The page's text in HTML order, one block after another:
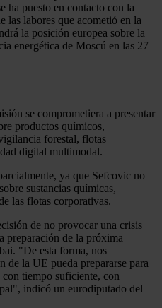
ha puesto en contacto con la
las labores que acometió en la
la posición europea sobre la
energética de Moscú en las 27
se comprometiera a presentar
productos químicos,
forestal, flotas
digital multimodal.
ya que Sefcovic no
sustancias químicas,
las flotas corporativas.
de no provocar una crisis
preparación de la próxima
"De esta forma, nos
de la UE pueda prepararse para
tiempo suficiente, con
indicó un eurodiputado del